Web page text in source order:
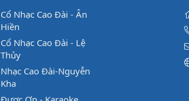
Cổ Nhạc Cao Đài - Ân
Hiền
Cổ Nhạc Cao Đài - Lệ
Thủy
Nhạc Cao Đài-Nguyễn
Kha